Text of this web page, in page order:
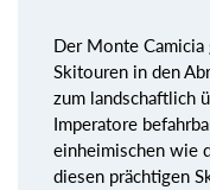
Der Monte
Skitouren in den
zum landschaftlich
Imperatore
einheimischen wie
diesen prächtigen